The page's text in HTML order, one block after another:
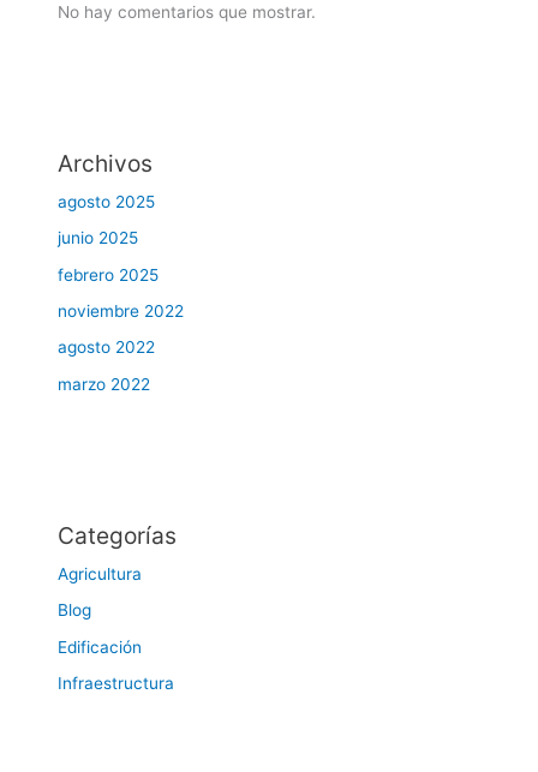
No hay comentarios que mostrar.
Archivos
agosto 2025
junio 2025
febrero 2025
noviembre 2022
agosto 2022
marzo 2022
Categorías
Agricultura
Blog
Edificación
Infraestructura